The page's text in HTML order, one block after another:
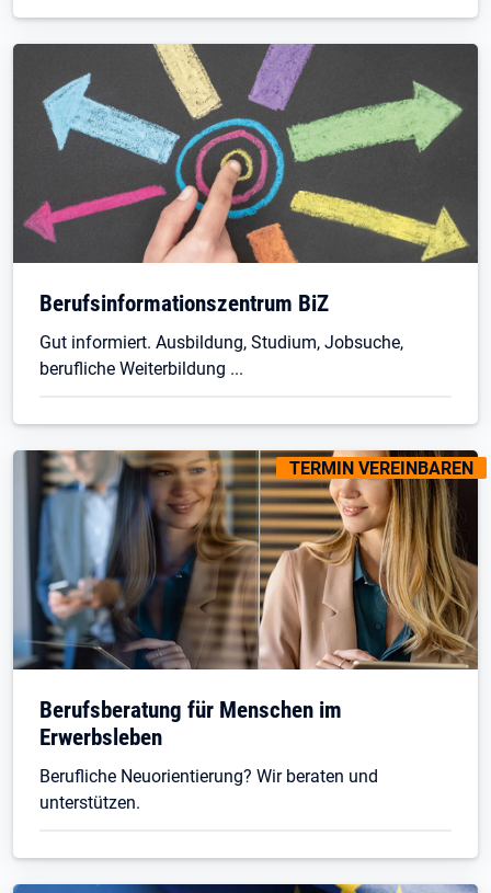
Berufsinformationszentrum BiZ
Gut informiert. Ausbildung, Studium, Jobsuche,
berufliche Weiterbildung ...
KENNZEICHNUNGEN:
TERMIN VEREINBAREN
Berufsberatung für Menschen im
Erwerbsleben
Berufliche Neuorientierung? Wir beraten und
unterstützen.